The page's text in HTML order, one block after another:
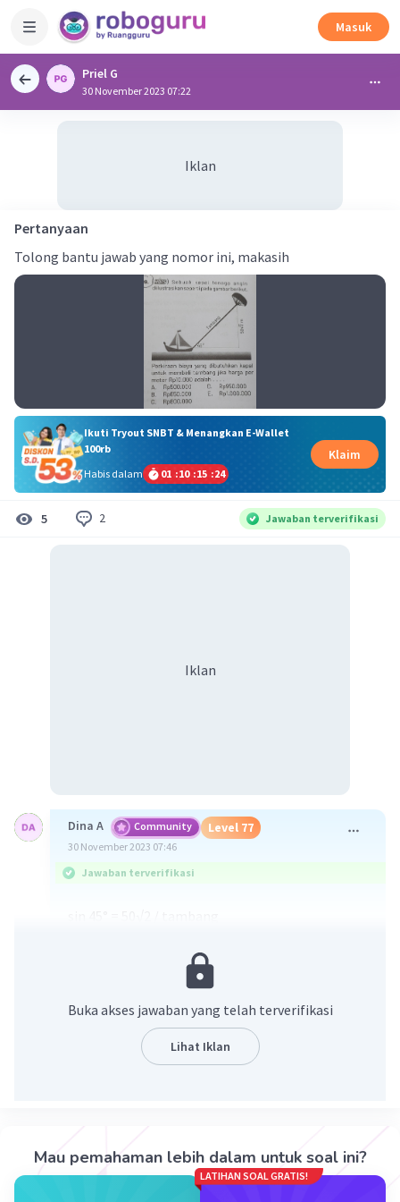
Masuk
Priel G
30 November 2023 07:22
Iklan
Pertanyaan
Tolong bantu jawab yang nomor ini, makasih
Ikuti Tryout SNBT & Menangkan E-Wallet
100rb
Habis dalam
01 :10 :15 :23
Klaim
5 2 Jawaban terverifikasi
Iklan
Dina A Community Level 77
30 November 2023 07:46
Jawaban terverifikasi
√2 tambang = 2 . 50√2 ... bagi √2
tambang = 2 . 50 = 100 m
biaya = 100 × 10.000 = 1.000.000
3.0(1) Balas
30 November 2023 08:08
Buka akses jawaban yang telah terverifikasi
Lihat Iklan
Mau pemahaman lebih dalam untuk soal ini?
LATIHAN SOAL GRATIS!